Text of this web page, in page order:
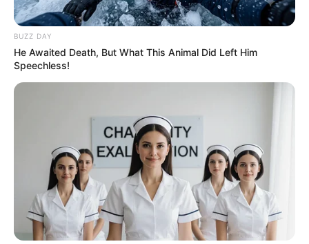
ഒരു നാടിന്റെ സ്വപ്‌നങ്ങൾ തകർത്തെറിഞ്ഞ
BUZZ DAY
He Awaited Death, But What This Animal Did Left Him
Speechless!